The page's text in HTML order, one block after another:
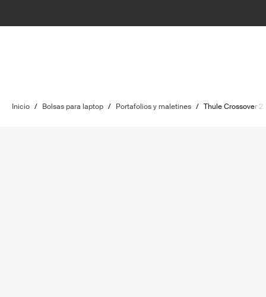
Inicio / Bolsas para laptop / Portafolios y maletines / Thule Crossover 2